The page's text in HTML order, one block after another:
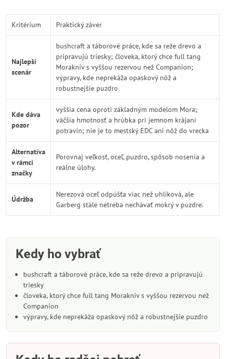
Kritérium Praktický záver
Najlepší
scenár
bushcraft a táborové práce, kde sa reže drevo a
pripravujú triesky; človeka, ktorý chce full tang
Morakniv s vyššou rezervou než Companion;
výpravy, kde neprekáža opaskový nôž a
robustnejšie puzdro
Kde dáva
pozor
vyššia cena oproti základným modelom Mora;
väčšia hmotnosť a hrúbka pri jemnom krájaní
potravín; nie je to mestský EDC ani nôž do vrecka
Alternatíva
v rámci
značky
Porovnaj veľkosť, oceľ, puzdro, spôsob nosenia a
reálne úlohy.
Údržba
Nerezová oceľ odpúšťa viac než uhlíková, ale
Garberg stále netreba nechávať mokrý v puzdre.
Kedy ho vybrať
bushcraft a táborové práce, kde sa reže drevo a pripravujú
triesky
človeka, ktorý chce full tang Morakniv s vyššou rezervou než
Companion
výpravy, kde neprekáža opaskový nôž a robustnejšie puzdro